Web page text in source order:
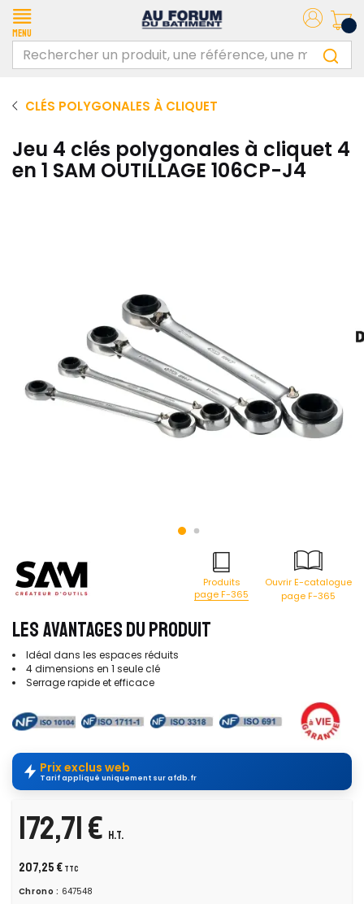
Menu
CLÉS POLYGONALES À CLIQUET
Jeu 4 clés polygonales à cliquet 4
en 1 SAM OUTILLAGE 106CP-J4
Produits
page F-365
Ouvrir E-catalogue
page F-365
LES AVANTAGES DU PRODUIT
Idéal dans les espaces réduits
4 dimensions en 1 seule clé
Serrage rapide et efficace
Prix exclus web
Tarif appliqué uniquement sur afdb.fr
172,71 € H.T.
207,25 € TTC
Chrono : 647548